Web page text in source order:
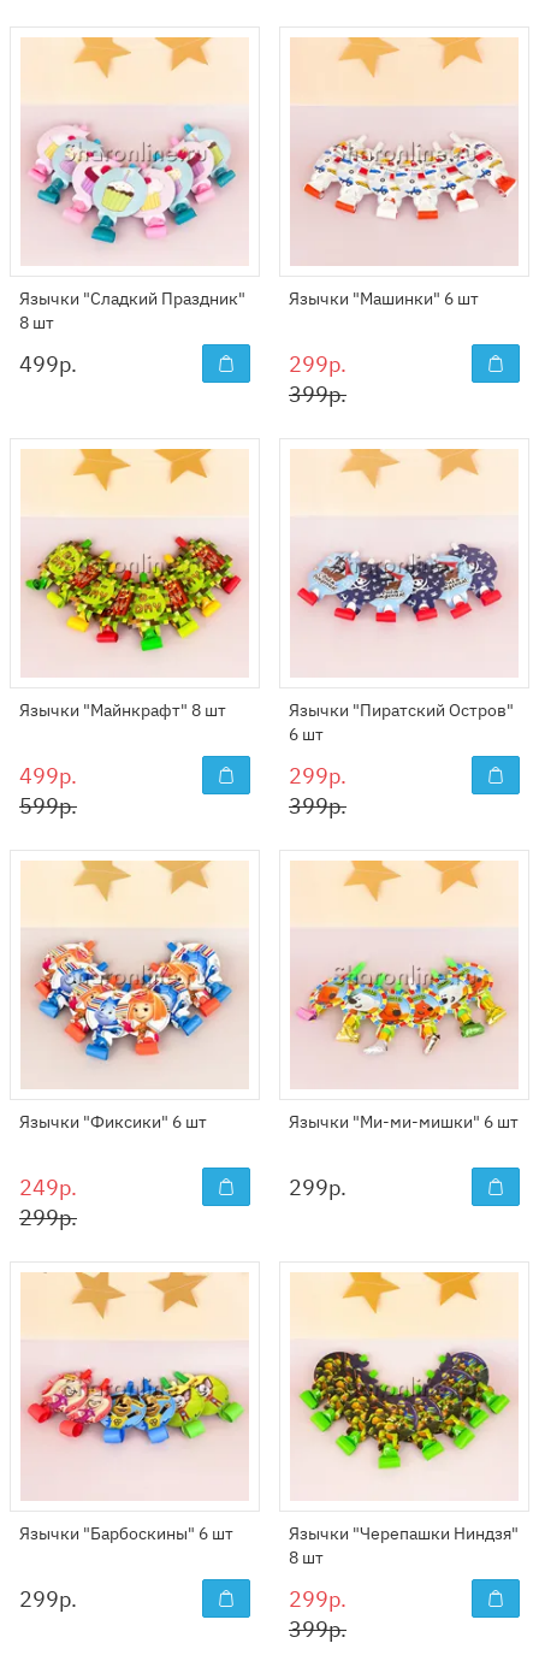
Язычки "Сладкий Праздник"
8 шт
499р.
Язычки "Машинки" 6 шт
299р.
399р.
Язычки "Майнкрафт" 8 шт
499р.
599р.
Язычки "Пиратский Остров"
6 шт
299р.
399р.
Язычки "Фиксики" 6 шт
249р.
299р.
Язычки "Ми-ми-мишки" 6 шт
299р.
Язычки "Барбоскины" 6 шт
299р.
Язычки "Черепашки Ниндзя"
8 шт
299р.
399р.